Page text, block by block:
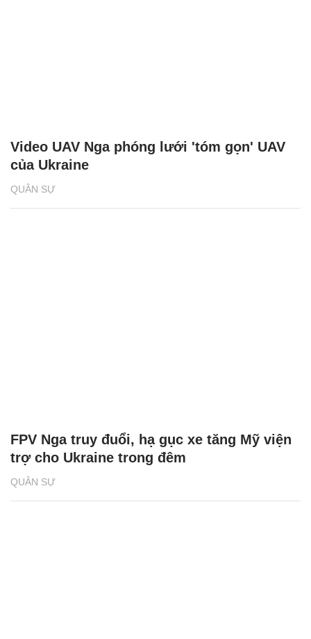
QUÂN SỰ
Video UAV Nga phóng lưới 'tóm gọn' UAV
của Ukraine
QUÂN SỰ
FPV Nga truy đuổi, hạ gục xe tăng Mỹ viện
trợ cho Ukraine trong đêm